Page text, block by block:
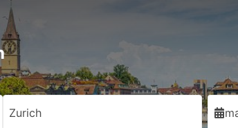
Zurich